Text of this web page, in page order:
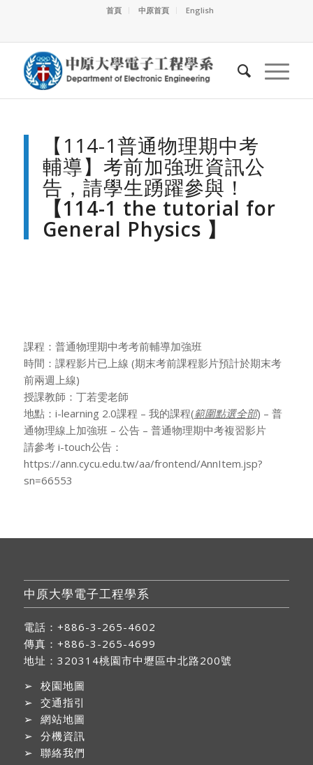
首頁 中原首頁 English
【114-1普通物理期中考
輔導】考前加強班資訊公
告，請學生踴躍參與！
【114-1 the tutorial for
General Physics 】
課程：普通物理期中考考前輔導加強班
時間：課程影片已上線 (期末考前課程影片預計於期末考
前兩週上線)
授課教師：丁若雯老師
地點：i-learning 2.0課程 – 我的課程(範圍點選全部) – 普
通物理線上加強班 – 公告 – 普通物理期中考複習影片
請參考 i-touch公告：
https://ann.cycu.edu.tw/aa/frontend/AnnItem.jsp?
sn=66553
中原大學電子工程學系
電話：+886-3-265-4602
傳真：+886-3-265-4699
地址： 320314桃園市中壢區中北路200號
➢ 校園地圖
➢ 交通指引
➢ 網站地圖
➢ 分機資訊
➢ 聯絡我們